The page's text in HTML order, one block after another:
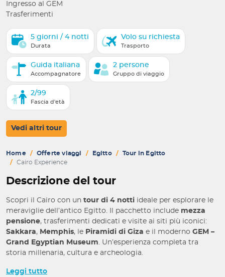
Ingresso al GEM
Trasferimenti
5 giorni / 4 notti
Durata
Volo su richiesta
Trasporto
Guida italiana
Accompagnatore
2 persone
Gruppo di viaggio
2/99
Fascia d'età
Vedi altri tour
Home Offerte viaggi Egitto
Tour in Egitto
Cairo Experience
Descrizione del tour
Scopri il Cairo con un tour di 4 notti ideale per esplorare le
meraviglie dell’antico Egitto. Il pacchetto include mezza
pensione, trasferimenti dedicati e visite ai siti più iconici:
Sakkara, Memphis, le Piramidi di Giza e il moderno GEM –
Grand Egyptian Museum. Un’esperienza completa tra
storia millenaria, cultura e archeologia.
Cosa include?
Leggi tutto